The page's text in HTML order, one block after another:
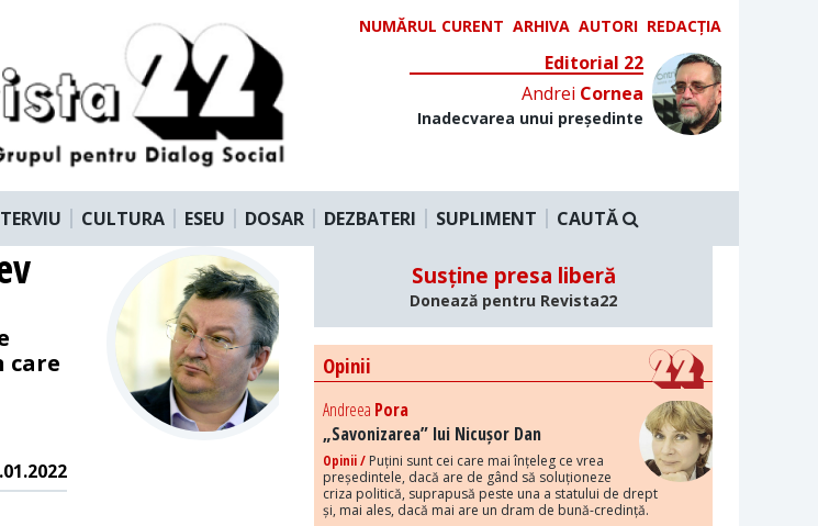
NUMĂRUL CURENT ARHIVA AUTORI REDACȚIA
Editorial 22
Andrei Cornea
Inadecvarea unui președinte
CULTURA ESEU DOSAR DEZBATERI SUPLIMENT CAUTĂ
care
Susține presa liberă
Donează pentru Revista22
Opinii
Andreea Pora
„Savonizarea” lui Nicușor Dan
Opinii / Puțini sunt cei care mai înțeleg ce vrea
președintele, dacă are de gând să soluționeze
criza politică, suprapusă peste una a statului de drept
și, mai ales, dacă mai are un dram de bună-credință.